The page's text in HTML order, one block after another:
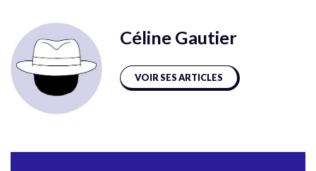
Céline Gautier
VOIR SES ARTICLES